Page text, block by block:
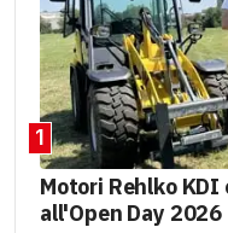
1
Motori Rehlko
all'Open Day 2026